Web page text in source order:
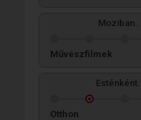
Moziban...
Művészfilmek
Esténként...
Otthon